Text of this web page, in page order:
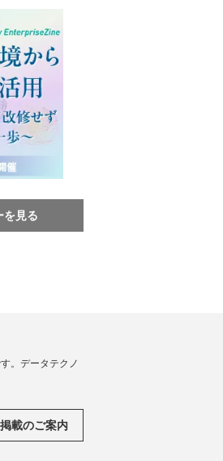
を見る
。データテクノ
載のご案内